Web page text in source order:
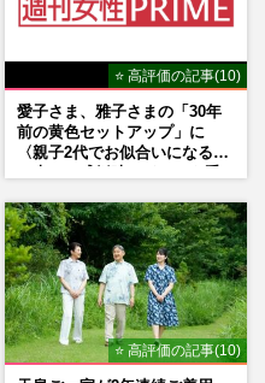
⭐ 高評価の記事(10)
愛子さま、雅子さまの「30年
前の黄色セットアップ」に
〈親子2代でお似合いになる〉
⭐ 高評価の記事(10)